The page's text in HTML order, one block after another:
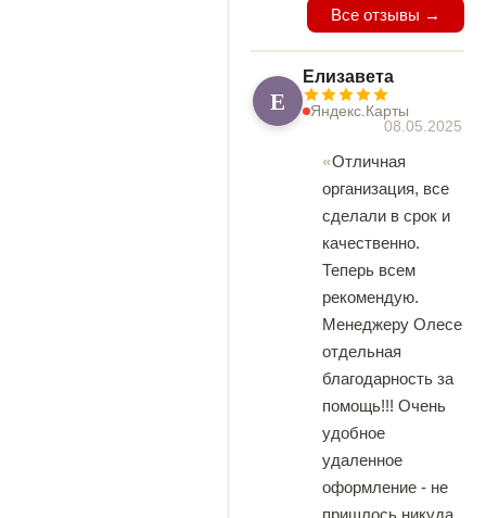
Все отзывы →
Е
Елизавета
Яндекс.Карты
08.05.2025
Отличная
организация, все
сделали в срок и
качественно.
Теперь всем
рекомендую.
Менеджеру Олесе
отдельная
благодарность за
помощь!!! Очень
удобное
удаленное
оформление - не
пришлось никуда